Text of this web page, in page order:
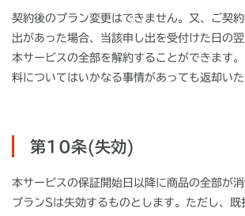
契約後のプラン変更はできません。又、ご契
出があった場合、当該申し出を受付けた日の
本サービスの全部を解約することができます
料についてはいかなる事情があっても返却いた
第10条(失効)
本サービスの保証開始日以降に商品の全部が
プランSは失効するものとします。ただし、